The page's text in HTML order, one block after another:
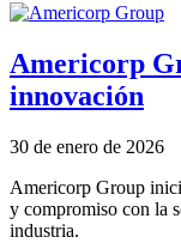
Americorp
innovación
30 de enero de 2026
Americorp Group
y compromiso con la
industria.